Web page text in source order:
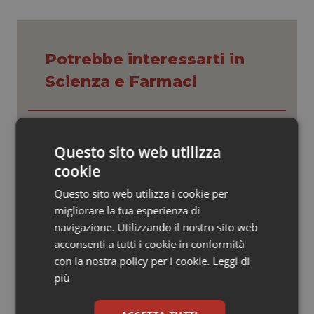
Oncologia & Nutrizione
Psoriasi & pelle
Quotidiano Cardiologia
Quotidiano Oncologia
Quotidiano Pediatria
Potrebbe interessarti in
Scienza e Farmaci
caldi: come idratarsi e cosa portare in
tavola a Ferragosto
Sangue e plasma. Inviati in Palestina
4.600 flaconi di farmaci
plasmaderivati nella zona di Nablus
West Nile e Usutu, pronte le nuove
linee guida veterinarie: sorveglianza
Questo sito web utilizza
cookie
Questo sito web utilizza i cookie per
migliorare la tua esperienza di
navigazione. Utilizzando il nostro sito web
acconsenti a tutti i cookie in conformità
con la nostra policy per i cookie. Leggi di
più